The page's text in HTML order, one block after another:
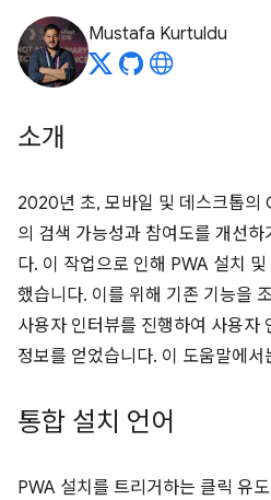
Mustafa Kurtuldu
소개
2020년 초, 모바일 및 데스크톱의
의 검색 가능성과 참여도를 개선하
다. 이 작업으로 인해 PWA 설치
했습니다. 이를 위해 기존 기능을
사용자 인터뷰를 진행하여 사용자
정보를 얻었습니다. 이 도움말에
통합 설치 언어
PWA 설치를 트리거하는 클릭 유